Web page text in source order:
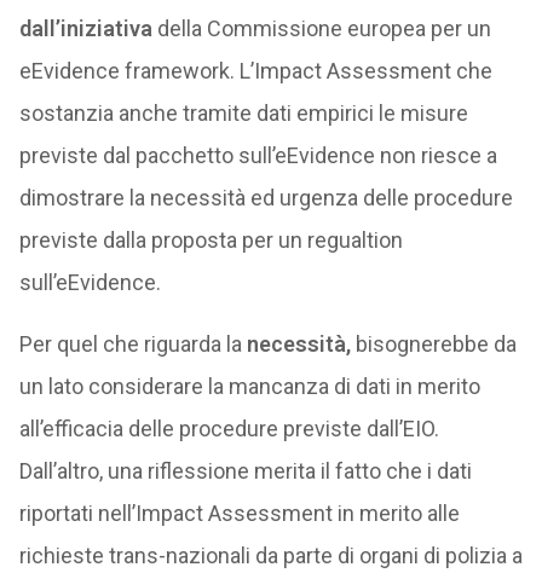
dall’iniziativa della Commissione europea per un
eEvidence framework. L’Impact Assessment che
sostanzia anche tramite dati empirici le misure
previste dal pacchetto sull’eEvidence non riesce a
dimostrare la necessità ed urgenza delle procedure
previste dalla proposta per un regualtion
sull’eEvidence.
Per quel che riguarda la necessità,bisognerebbe da
un lato considerare la mancanza di dati in merito
all’efficacia delle procedure previste dall’EIO.
Dall’altro, una riflessione merita il fatto che i dati
riportati nell’Impact Assessment in merito alle
richieste trans-nazionali da parte di organi di polizia a